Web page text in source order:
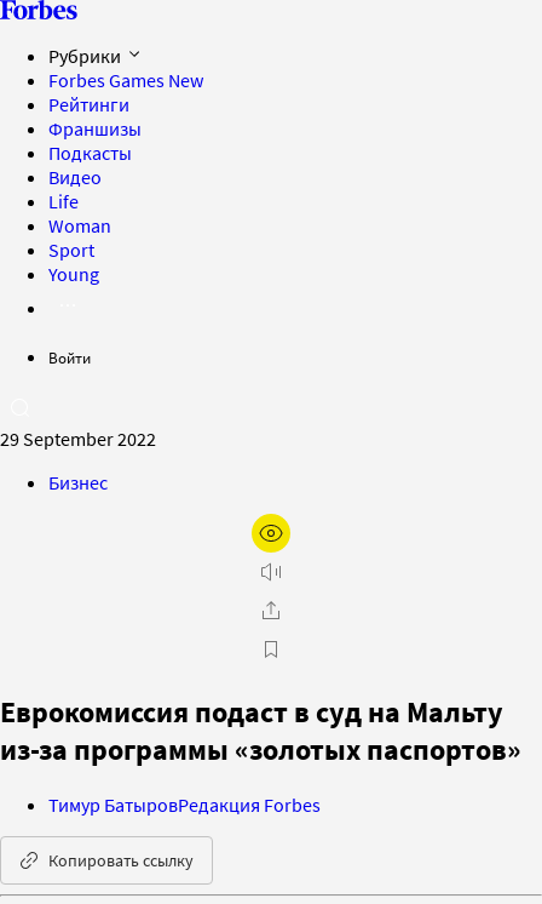
Рубрики
Forbes Games New
Рейтинги
Франшизы
Подкасты
Видео
Life
Woman
Sport
Young
Войти
29 September 2022
Бизнес
Еврокомиссия подаст в суд на Мальту
из-за программы «золотых паспортов»
Тимур БатыровРедакция Forbes
Копировать ссылку